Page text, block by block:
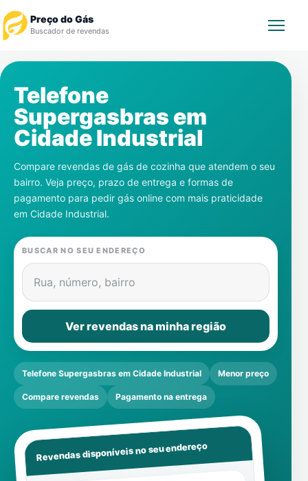
Preço do Gás
Buscador de revendas
Revendedor
Notícias
Cadastre-se
Gás
Contatos
Telefone
Supergasbras em
Cidade Industrial
Compare revendas de gás de cozinha que atendem o seu
bairro. Veja preço, prazo de entrega e formas de
pagamento para pedir gás online com mais praticidade
em Cidade Industrial.
BUSCAR NO SEU ENDEREÇO
Rua, número, bairro
Ver revendas na minha região
Telefone Supergasbras em Cidade Industrial Menor preço
Compare revendas Pagamento na entrega
Revendas disponíveis no seu endereço